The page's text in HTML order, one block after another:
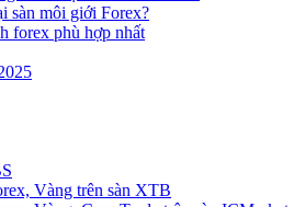
sàn môi giới Forex?
forex phù hợp nhất
Vàng trên sàn XTB